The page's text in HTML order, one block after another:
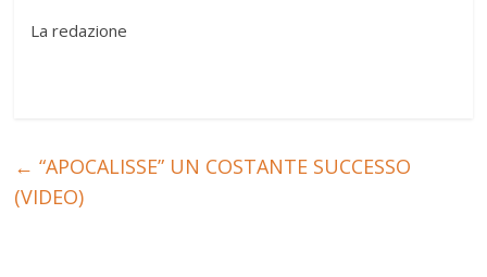
La redazione
← “APOCALISSE” UN COSTANTE SUCCESSO
(VIDEO)